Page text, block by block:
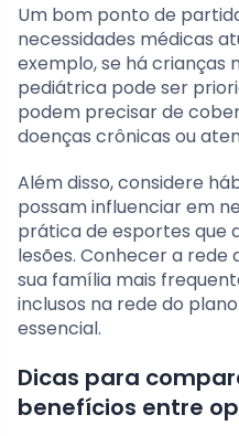
Um bom ponto de
necessidades médicas
exemplo, se há crianças
pediátrica pode ser
podem precisar de
doenças crônicas ou
Além disso, considere
possam influenciar em
prática de esportes que
lesões. Conhecer a rede
sua família mais
inclusos na rede do
essencial.
Dicas para
benefícios entre